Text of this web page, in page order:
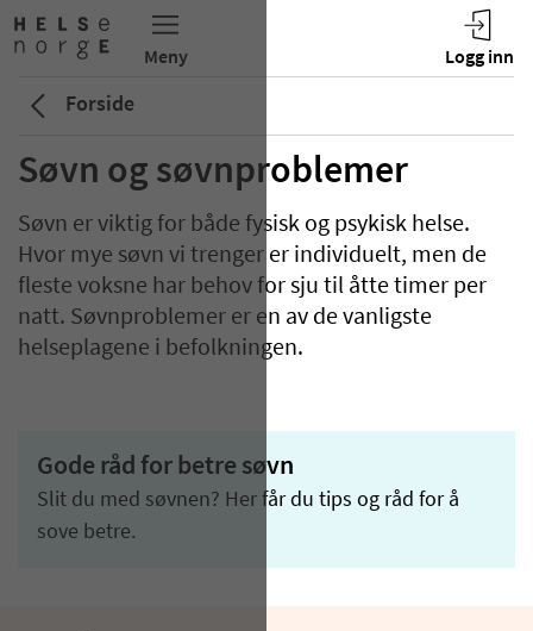
Forside
Søvn og søvnproblemer
Søvn er viktig for både fysisk og psykisk helse.
Hvor mye søvn vi trenger er individuelt, men de
fleste voksne har behov for sju til åtte timer per
natt. Søvnproblemer er en av de vanligste
helseplagene i befolkningen.
Gode råd for betre søvn
Slit du med søvnen? Her får du tips og råd for å
sove betre.